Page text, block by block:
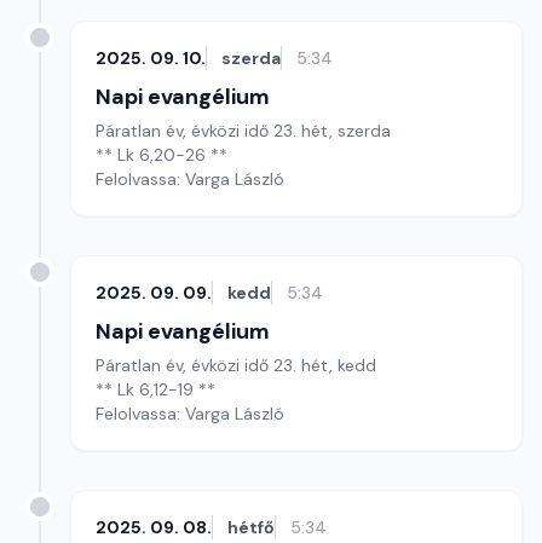
2025. 09. 10. szerda 5:34
Napi evangélium
Páratlan év, évközi idő 23. hét, szerda
** Lk 6,20-26 **
Felolvassa: Varga László
2025. 09. 09. kedd 5:34
Napi evangélium
Páratlan év, évközi idő 23. hét, kedd
** Lk 6,12-19 **
Felolvassa: Varga László
2025. 09. 08. hétfő 5:34